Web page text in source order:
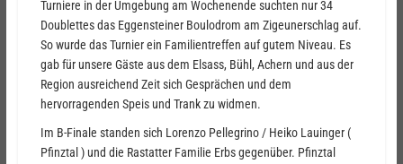
Turniere in der Umgebung am Wochenende suchten nur 34
Doublettes das Eggensteiner Boulodrom am Zigeunerschlag auf.
So wurde das Turnier ein Familientreffen auf gutem Niveau. Es
gab für unsere Gäste aus dem Elsass, Bühl, Achern und aus der
Region ausreichend Zeit sich Gesprächen und dem
hervorragenden Speis und Trank zu widmen.
Im B-Finale standen sich Lorenzo Pellegrino / Heiko Lauinger (
Pfinztal ) und die Rastatter Familie Erbs gegenüber. Pfinztal